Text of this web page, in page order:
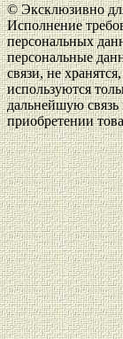
© Эксклюзивно
Исполнение
персональных
персональные
связи, не
используются
дальнейшую связь
приобретении